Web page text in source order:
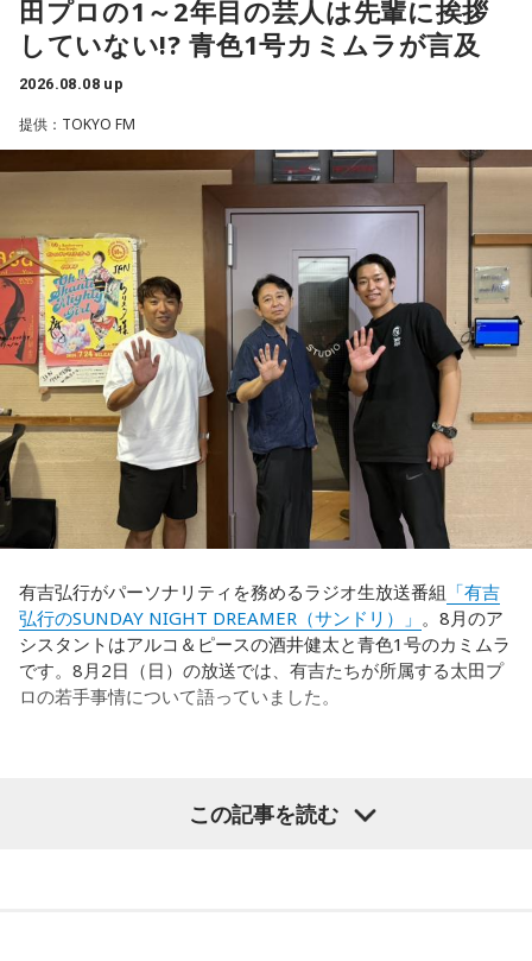
パーソナリティ：藤木直人、高見侑里
番組Webサイト：https://www.tfm.co.jp/beat/
番組公式X：@SPORTSBEAT_TFM
ういうスポーツなんですよね。
つまり、ベンチから何か言っても（すぐに戦術を）変えられ
るほど簡単なスポーツではないんです。なぜならば、相手が
それに対してまた変化をしてくるから。だから“個”の力を高め
て、時間をつくれる選手が重要になってくるということです
ね。
◆世界で戦うために必要な“個”の力
藤木：今回、日本代表はケガ人が続出しましたが、それでも
あの戦いができたというのは、選手層も相当厚くなったとい
うことでしょうか？
福田：そうですね。選手層は厚くなっているし、森保監督の
「誰が出ても同じような戦いができる準備をしてきた」とい
う言葉がその通りであることを、グループステージで証明で
きていたと思います。でも、そこから上に行くためには、や
っぱり“個の力”が必要だったかなと感じています。
世界で見ても、日本だけでなく主力の選手がケガする国は
なんです。そういう意味では、確かに選手層は厚くなったけ
れども、さらに“個”の力を高めながら、選手層をもっと厚くし
なきゃいけない。ベスト16・ベスト8に進む国と比べたとき
に、そこまでの選手層だったのかというと、まだまだ厚くし
ていかないとダメなのではないか、ということなんだと思い
ーができて、グループステージをああいう形で抜けられたと
いうのは今までなかったことですし、力がついているのは事
るのは、最近の後輩は挨拶をしてくれないんだって（笑）」
と暴露します。
有吉自身は、今では後輩から挨拶されないことがまったくな
いため分からないと前置きしつつ、「ぐりんぴーすがそう言
っていたから……その辺はどう？ 風紀が乱れているかどうか」
と質問します。
これに対して、カミムラは「ぐりんぴーすさんが言っている
のは、1～2年目の芸人の子たちだと思うんですけど……たぶ
ん、その子たちは本当に挨拶していないと思います」と苦笑
い。有吉が「なんでなの？」と尋ねると、カミムラは「こん
なことを言うのもあれですけど、（ぐりんぴーすさんが）ど
ういう先輩か分かっていないんだと思います」と正直に語り
ます。
それを受け、有吉は「でもさ、この世界に入ったら俺だって
（若手の頃は）誰か分からない人にも一応挨拶するじゃな
い？ 何があるか分からないからさ」と持論を語ります。その
意見にカミムラも納得しつつも、「ちゃんと挨拶をしない人
間は時代的に増えていますね」とリアルな実情を明かしま
また、有吉は「吉本（興業）は縦がちゃんとしているじゃ
ん。それは養成所でもそういう教えがあるんだろうし、先輩
からも受け継がれるからだと思うんだよね」と他事務所と比
較しつつ、「太田プロはゆるいから……酒井のせいで（笑）」
番組名：有吉弘行のSUNDAY NIGHT DREAMER
田プロの1～2年目の芸人は先輩に挨拶
していない!? 青色1号カミムラが言及
2026.08.08 up
提供：TOKYO FM
有吉弘行がパーソナリティを務めるラジオ生放送番組 「有吉
弘行のSUNDAY NIGHT DREAMER（サンドリ）」 。8月のア
シスタントはアルコ＆ピースの酒井健太と青色1号のカミムラ
です。8月2日（日）の放送では、有吉たちが所属する太田プ
ロの若手事情について語っていました。
この記事を読む